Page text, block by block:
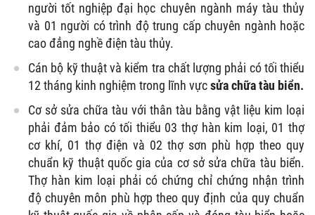
người tốt nghiệp đại học chuyên ngành máy tàu thủy
và 01 người có trình độ trung cấp chuyên ngành hoặc
cao đẳng nghề điện tàu thủy.
Cán bộ kỹ thuật và kiểm tra chất lượng phải có tối thiểu
12 tháng kinh nghiệm trong lĩnh vựcsửa chữa tàu biển.
Cơ sở sửa chữa tàu với thân tàu bằng vật liệu kim loại
phải đảm bảo có tối thiểu 03 thợ hàn kim loại, 01 thợ
cơ khí, 01 thợ điện và 02 thợ sơn phù hợp theo quy
chuẩn kỹ thuật quốc gia của cơ sở sửa chữa tàu biển.
Thợ hàn kim loại phải có chứng chỉ chứng nhận trình
độ chuyên môn phù hợp theo quy định của quy chuẩn